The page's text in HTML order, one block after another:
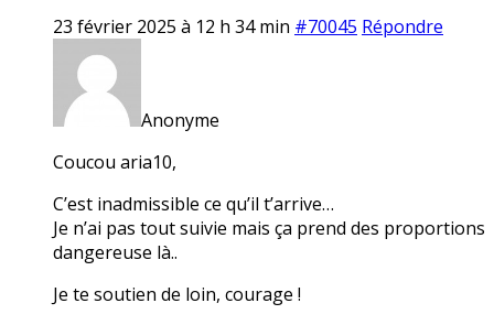
23 février 2025 à 12 h 34 min #70045 Répondre
Anonyme
Coucou aria10,
C’est inadmissible ce qu’il t’arrive…
Je n’ai pas tout suivie mais ça prend des proportions
dangereuse là..
Je te soutien de loin, courage !